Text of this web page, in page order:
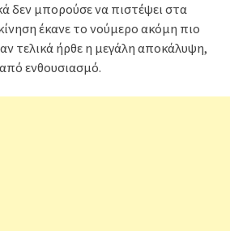
δεν μπορούσε να πιστέψει στα
έκανε το νούμερο ακόμη πιο
τελικά ήρθε η μεγάλη αποκάλυψη,
ενθουσιασμό.